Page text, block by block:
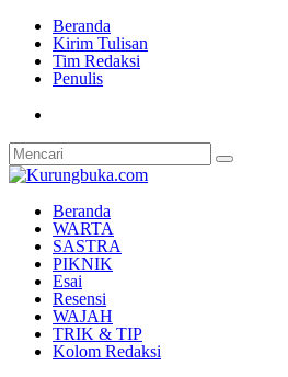
Beranda
Kirim Tulisan
Tim Redaksi
Penulis
Beranda
WARTA
SASTRA
PIKNIK
Esai
Resensi
WAJAH
TRIK & TIP
Kolom Redaksi